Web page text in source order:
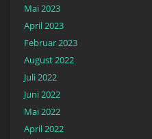
Mai 2023
April 2023
Februar 2023
August 2022
Juli 2022
Juni 2022
Mai 2022
April 2022